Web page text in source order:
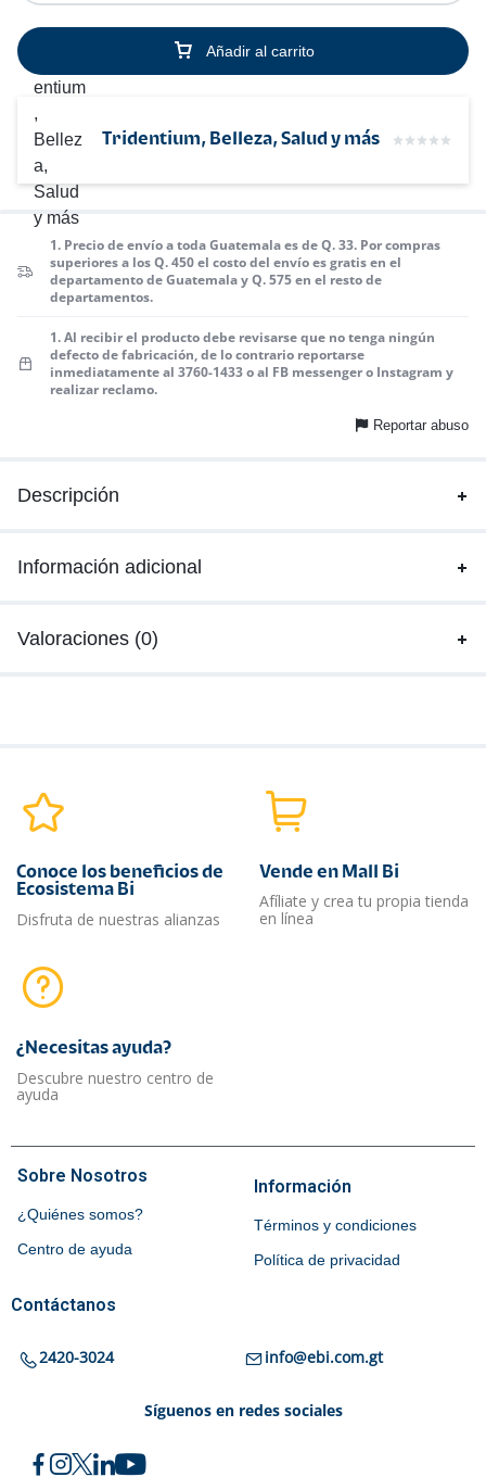
Añadir al carrito
Tridentium, Belleza, Salud y más
1. Precio de envío a toda Guatemala es de Q. 33. Por compras
superiores a los Q. 450 el costo del envío es gratis en el
departamento de Guatemala y Q. 575 en el resto de
departamentos.
1. Al recibir el producto debe revisarse que no tenga ningún
defecto de fabricación, de lo contrario reportarse
inmediatamente al 3760-1433 o al FB messenger o Instagram y
realizar reclamo.
Reportar abuso
Descripción
Información adicional
Valoraciones (0)
Conoce los beneficios de
Ecosistema Bi
Disfruta de nuestras alianzas
Vende en Mall Bi
Afíliate y crea tu propia tienda
en línea
¿Necesitas ayuda?​
Descubre nuestro centro de
ayuda
Sobre Nosotros
¿Quiénes somos?
Centro de ayuda
Información
Términos y condiciones
Política de privacidad
Contáctanos
2420-3024 info@ebi.com.gt
Síguenos en redes sociales